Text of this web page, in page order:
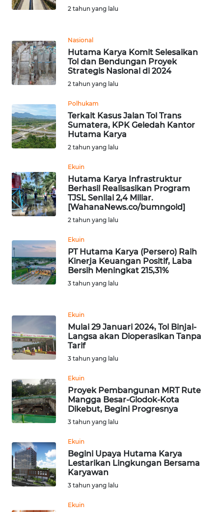
2 tahun yang lalu
Nasional
Hutama Karya Komit Selesaikan
Tol dan Bendungan Proyek
Strategis Nasional di 2024
2 tahun yang lalu
Polhukam
Terkait Kasus Jalan Tol Trans
Sumatera, KPK Geledah Kantor
Hutama Karya
2 tahun yang lalu
Ekuin
Hutama Karya Infrastruktur
Berhasil Realisasikan Program
TJSL Senilai 2,4 Miliar.
[WahanaNews.co/bumngoid]
2 tahun yang lalu
Ekuin
PT Hutama Karya (Persero) Raih
Kinerja Keuangan Positif, Laba
Bersih Meningkat 215,31%
3 tahun yang lalu
Ekuin
Mulai 29 Januari 2024, Tol Binjai-
Langsa akan Dioperasikan Tanpa
Tarif
3 tahun yang lalu
Ekuin
Proyek Pembangunan MRT Rute
Mangga Besar-Glodok-Kota
Dikebut, Begini Progresnya
3 tahun yang lalu
Ekuin
Begini Upaya Hutama Karya
Lestarikan Lingkungan Bersama
Karyawan
3 tahun yang lalu
Ekuin
WN
KALSEL
KALTIM
WN
SULSEL
GORONTALO
WN
SULUT
WN
MALUKU
WN
WN
DAIRI
WN
DANAU
WN
NIAS
LANGKAT
WN
TAPANULI